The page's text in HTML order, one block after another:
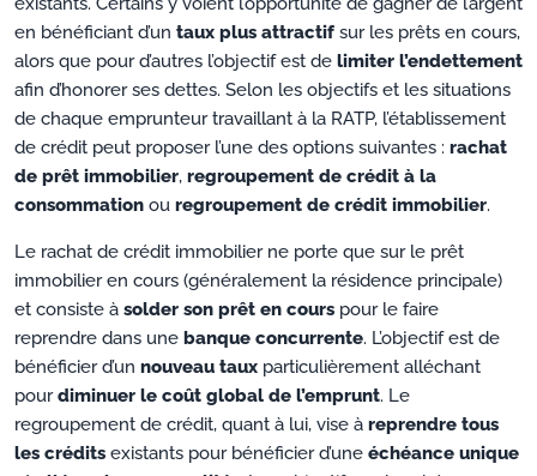
en bénéficiant d’un taux plus attractif sur les prêts en cours,
alors que pour d’autres l’objectif est de limiter l’endettement
afin d’honorer ses dettes. Selon les objectifs et les situations
de chaque emprunteur travaillant à la RATP, l’établissement
de crédit peut proposer l’une des options suivantes : rachat
de prêt immobilier, regroupement de crédit à la
consommation ou regroupement de crédit immobilier.
Le rachat de crédit immobilier ne porte que sur le prêt
immobilier en cours (généralement la résidence principale)
et consiste à solder son prêt en cours pour le faire
reprendre dans une banque concurrente. L’objectif est de
bénéficier d’un nouveau taux particulièrement alléchant
pourdiminuer le coût global de l’emprunt. Le
regroupement de crédit, quant à lui, vise à reprendre tous
les crédits existants pour bénéficier d’une échéance unique